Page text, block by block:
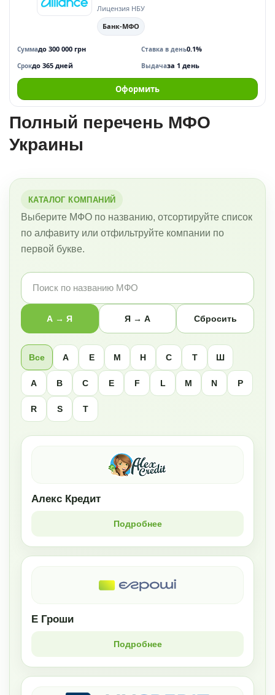
Лицензия НБУ
Банк-МФО
Суммадо 300 000 грн Ставка в день0.1%
Срокдо 365 дней Выдачаза 1 день
Оформить
Полный перечень МФО
Украины
КАТАЛОГ КОМПАНИЙ
Выберите МФО по названию, отсортируйте список
по алфавиту или отфильтруйте компании по
первой букве.
А → Я Я → А Сбросить
Все А Е М Н С Т Ш
A B C E F L M N P
R S T
Алекс Кредит
Подробнее
Е Гроши
Подробнее